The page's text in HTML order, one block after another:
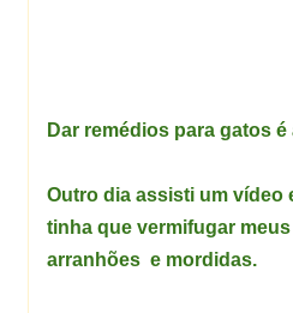
Dar remédios para gatos
Outro dia assisti um vídeo
tinha que vermifugar
arranhões e mordidas.